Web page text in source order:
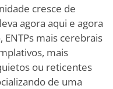
cresce de
agora aqui e agora
mais cerebrais
mais
ou reticentes
de uma